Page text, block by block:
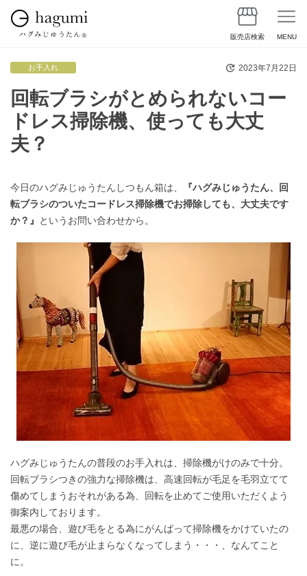
販売店検索 MENU
回転ブラシがとめられないコー
ドレス掃除機、使っても大丈
夫？
お手入れ 2023年7月22日
今日のハグみじゅうたんしつもん箱は、
『ハグみじゅうたん、回
転ブラシのついたコードレス掃除機でお掃除しても、大丈夫です
か？』
というお問い合わせから。
ハグみじゅうたんの普段のお手入れは、掃除機がけのみで十分。
回転ブラシつきの強力な掃除機は、高速回転が毛足を毛羽立てて
傷めてしまうおそれがある為、回転を止めてご使用いただくよう
御案内しております。
最悪の場合、遊び毛をとる為にがんばって掃除機をかけていたの
に、逆に遊び毛が止まらなくなってしまう・・・、なんてこと
に。